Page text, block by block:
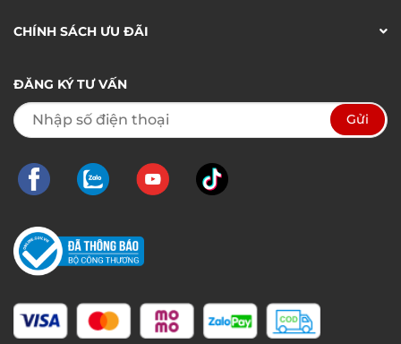
CHÍNH SÁCH ƯU ĐÃI
ĐĂNG KÝ TƯ VẤN